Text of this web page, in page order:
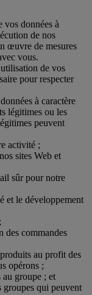
vos données à
de nos
œuvre de mesures
vous.
de vos
pour respecter
à caractère
légitimes ou les
peuvent
activité ;
sites Web et
sûr pour notre
et le développement
des commandes
au profit des
opérons ;
au groupe ; et
groupes qui peuvent